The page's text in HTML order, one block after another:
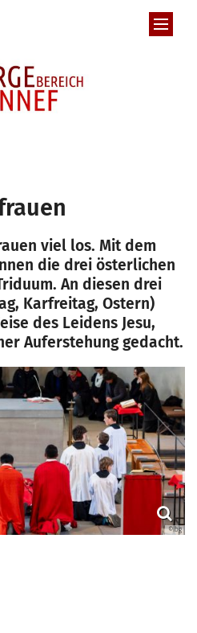
viel los. Mit dem
die drei österlichen
An diesen drei
Karfreitag, Ostern)
des Leidens Jesu,
Auferstehung gedacht.
© bg